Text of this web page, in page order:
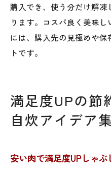
購入でき、使う分だけ解
ります。コスパ良く美味
には、購入先の見極めや
トです。
満足度UPの節
自炊アイデア
安い肉で満足度UPしゃ